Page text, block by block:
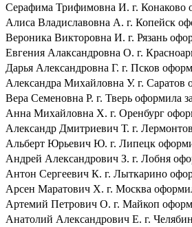
Серафима Трифимовна И. г. Конаково
Алиса Владиславовна А. г. Копейск
Вероника Викторовна И. г. Рязань
Евгения Алаксандровна О. г.
Дарья Александровна Г. г. Псков
Александра Михайловна У. г. Саратов
Вера Семеновна Р. г. Тверь оформила
Анна Михайловна Х. г. Оренбург
Александр Дмитриевич Т. г.
Альберт Юрьевич Ю. г. Липецк
Андрей Александрович З. г. Лобня
Антон Сергеевич К. г. Лыткарино
Арсен Маратович Х. г. Москва
Артемий Петрович О. г. Майкоп
Анатолий Александрович Е. г.